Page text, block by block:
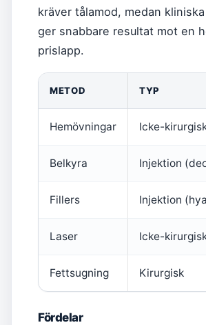
kräver tålamod, medan
ger snabbare resultat mot en
prislapp.
METOD TYP
Hemövningar Icke-
Belkyra Injektion
Fillers Injektion
Laser Icke-
Fettsugning Kirurgisk
Fördelar